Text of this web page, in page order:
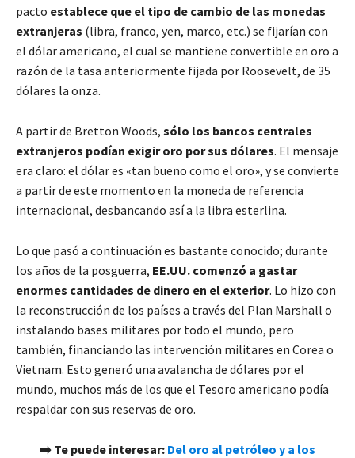
pacto establece que el tipo de cambio de las monedas
extranjeras (libra, franco, yen, marco, etc.) se fijarían con
el dólar americano, el cual se mantiene convertible en oro a
razón de la tasa anteriormente fijada por Roosevelt, de 35
dólares la onza.
A partir de Bretton Woods, sólo los bancos centrales
extranjeros podían exigir oro por sus dólares. El mensaje
era claro: el dólar es «tan bueno como el oro», y se convierte
a partir de este momento en la moneda de referencia
internacional, desbancando así a la libra esterlina.
Lo que pasó a continuación es bastante conocido; durante
los años de la posguerra, EE.UU. comenzó a gastar
enormes cantidades de dinero en el exterior. Lo hizo con
la reconstrucción de los países a través del Plan Marshall o
instalando bases militares por todo el mundo, pero
también, financiando las intervención militares en Corea o
Vietnam. Esto generó una avalancha de dólares por el
mundo, muchos más de los que el Tesoro americano podía
respaldar con sus reservas de oro.
➡️ Te puede interesar: Del oro al petróleo y a los